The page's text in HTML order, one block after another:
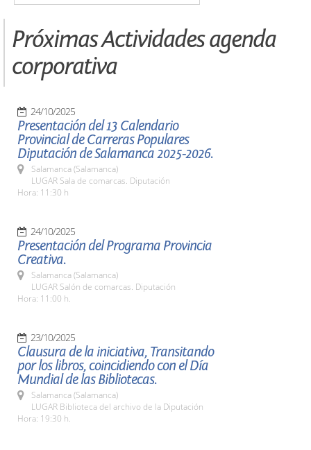
Próximas Actividades agenda
corporativa
24/10/2025
Presentación del 13 Calendario
Provincial de Carreras Populares
Diputación de Salamanca 2025-2026.
Salamanca (Salamanca)
LUGAR Sala de comarcas. Diputación
Hora: 11:30 h
24/10/2025
Presentación del Programa Provincia
Creativa.
Salamanca (Salamanca)
LUGAR Salón de comarcas. Diputación
Hora: 11:00 h.
23/10/2025
Clausura de la iniciativa, Transitando
por los libros, coincidiendo con el Día
Mundial de las Bibliotecas.
Salamanca (Salamanca)
LUGAR Biblioteca del archivo de la Diputación
Hora: 19:30 h.